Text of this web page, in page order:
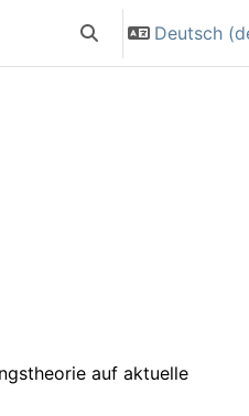
Sucheingabe
Deutsch
auf aktuelle